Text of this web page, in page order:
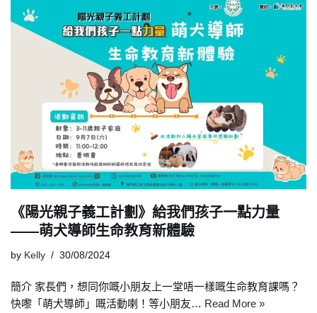
《陽光親子義工計劃》給我們孩子一點力量
——萌犬導師生命教育新體驗
by Kelly 30/08/2024
簡介 家長們，想同你嘅小朋友上一堂唔一樣嘅生命教育課嗎？
快嚟「萌犬導師」嘅活動喇！等小朋友… Read More »